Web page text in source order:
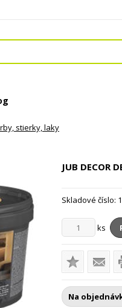
stierky, laky
JUB DECOR
Skladové číslo:
ks
Na